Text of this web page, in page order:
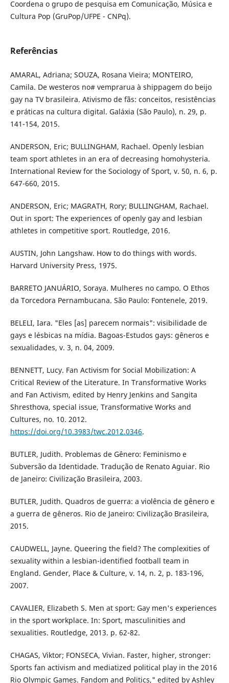
Coordena o grupo de pesquisa em Comunicação, Música e
Cultura Pop (GruPop/UFPE - CNPq).
Referências
AMARAL, Adriana; SOUZA, Rosana Vieira; MONTEIRO,
Camila. De westeros no# vemprarua à shippagem do beijo
gay na TV brasileira. Ativismo de fãs: conceitos, resistências
e práticas na cultura digital. Galáxia (São Paulo), n. 29, p.
141-154, 2015.
ANDERSON, Eric; BULLINGHAM, Rachael. Openly lesbian
team sport athletes in an era of decreasing homohysteria.
International Review for the Sociology of Sport, v. 50, n. 6, p.
647-660, 2015.
ANDERSON, Eric; MAGRATH, Rory; BULLINGHAM, Rachael.
Out in sport: The experiences of openly gay and lesbian
athletes in competitive sport. Routledge, 2016.
AUSTIN, John Langshaw. How to do things with words.
Harvard University Press, 1975.
BARRETO JANUÁRIO, Soraya. Mulheres no campo. O Ethos
da Torcedora Pernambucana. São Paulo: Fontenele, 2019.
BELELI, Iara. "Eles [as] parecem normais": visibilidade de
gays e lésbicas na mídia. Bagoas-Estudos gays: gêneros e
sexualidades, v. 3, n. 04, 2009.
BENNETT, Lucy. Fan Activism for Social Mobilization: A
Critical Review of the Literature. In Transformative Works
and Fan Activism, edited by Henry Jenkins and Sangita
Shresthova, special issue, Transformative Works and
Cultures, no. 10. 2012.
https://doi.org/10.3983/twc.2012.0346.
BUTLER, Judith. Problemas de Gênero: Feminismo e
Subversão da Identidade. Tradução de Renato Aguiar. Rio
de Janeiro: Civilização Brasileira, 2003.
BUTLER, Judith. Quadros de guerra: a violência de gênero e
a guerra de gêneros. Rio de Janeiro: Civilização Brasileira,
2015.
CAUDWELL, Jayne. Queering the field? The complexities of
sexuality within a lesbian-identified football team in
England. Gender, Place & Culture, v. 14, n. 2, p. 183-196,
2007.
CAVALIER, Elizabeth S. Men at sport: Gay men's experiences
in the sport workplace. In: Sport, masculinities and
sexualities. Routledge, 2013. p. 62-82.
CHAGAS, Viktor; FONSECA, Vivian. Faster, higher, stronger:
Sports fan activism and mediatized political play in the 2016
Rio Olympic Games. Fandom and Politics," edited by Ashley